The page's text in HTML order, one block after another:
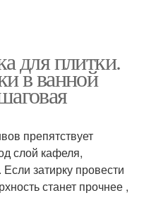
для плитки.
в ванной
препятствует
слой кафеля,
затирку провести
станет прочнее ,